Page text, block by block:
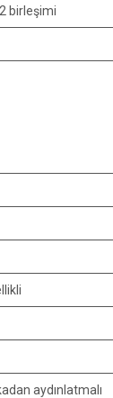
birleşimi
aydınlatmalı